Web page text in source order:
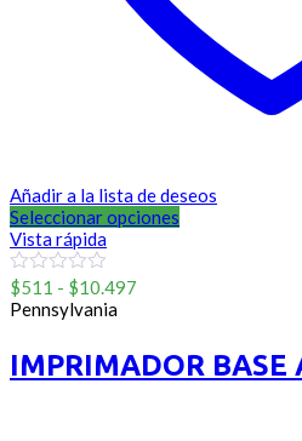
Añadir a la lista de deseos
Seleccionar opciones
Vista rápida
0
out
of
$511 - $10.497
desde
$511
Pennsylvania
IMPRIMADOR BASE